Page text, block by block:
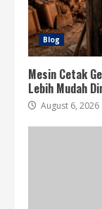
Blog
Mesin Cetak
Lebih Mudah
August 6, 2026